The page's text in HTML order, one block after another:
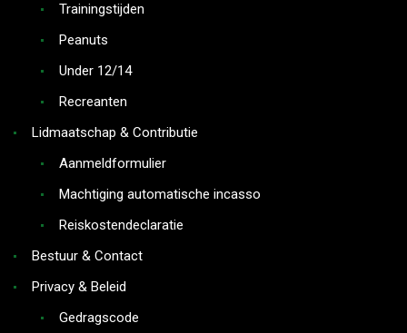
Trainingstijden
Peanuts
Under 12/14
Recreanten
Lidmaatschap & Contributie
Aanmeldformulier
Machtiging automatische incasso
Reiskostendeclaratie
Bestuur & Contact
Privacy & Beleid
Gedragscode